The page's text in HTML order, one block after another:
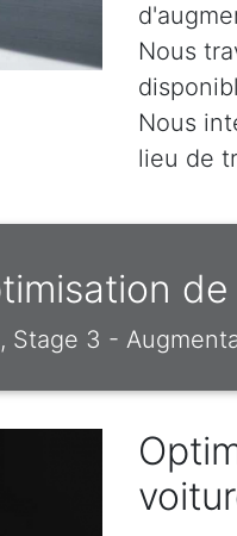
Nous
Nous
lieu de
Stage 3 -